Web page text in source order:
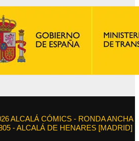
ALCALÁ CÓMICS - RONDA ANCHA
- ALCALÁ DE HENARES [MADRID]